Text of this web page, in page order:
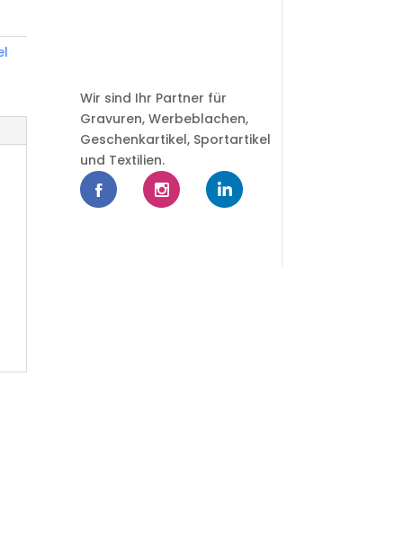
Wir sind Ihr Partner für
Gravuren, Werbeblachen,
Geschenkartikel, Sportartikel
und Textilien.